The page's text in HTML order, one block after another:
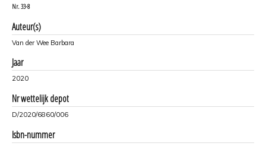
Nr. 33-8
Auteur(s)
Van der Wee Barbara
Jaar
2020
Nr wettelijk depot
D/2020/6860/006
Isbn-nummer